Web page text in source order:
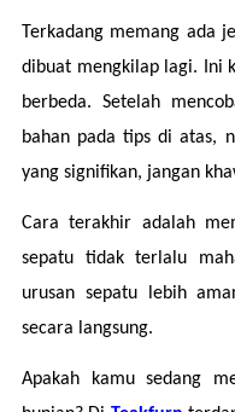
Terkadang memang ada
dibuat mengkilap lagi. Ini
berbeda. Setelah
bahan pada tips di atas,
yang signifikan, jangan
Cara terakhir adalah
sepatu tidak terlalu
urusan sepatu lebih
secara langsung.
Apakah kamu sedang